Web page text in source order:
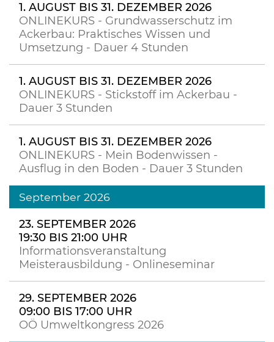
1. AUGUST BIS 31. DEZEMBER 2026
ONLINEKURS - Grundwasserschutz im
Ackerbau: Praktisches Wissen und
Umsetzung - Dauer 4 Stunden
1. AUGUST BIS 31. DEZEMBER 2026
ONLINEKURS - Stickstoff im Ackerbau -
Dauer 3 Stunden
1. AUGUST BIS 31. DEZEMBER 2026
ONLINEKURS - Mein Bodenwissen -
Ausflug in den Boden - Dauer 3 Stunden
September 2026
23. SEPTEMBER 2026
19:30 BIS 21:00 UHR
Informationsveranstaltung
Meisterausbildung - Onlineseminar
29. SEPTEMBER 2026
09:00 BIS 17:00 UHR
OÖ Umweltkongress 2026